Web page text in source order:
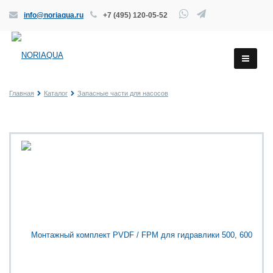
info@noriaqua.ru +7 (495) 120-05-52
Главная Каталог Запасные части для насосов